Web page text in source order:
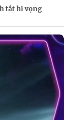
tắt hi vọng